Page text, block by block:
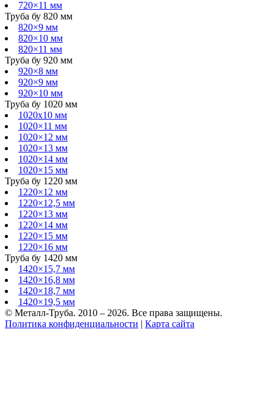
720×11 мм
Труба бу 820 мм
820×9 мм
820×10 мм
820×11 мм
Труба бу 920 мм
920×8 мм
920×9 мм
920×10 мм
Труба бу 1020 мм
1020х10 мм
1020×11 мм
1020×12 мм
1020×13 мм
1020×14 мм
1020×15 мм
Труба бу 1220 мм
1220×12 мм
1220×12,5 мм
1220×13 мм
1220×14 мм
1220×15 мм
1220×16 мм
Труба бу 1420 мм
1420×15,7 мм
1420×16,8 мм
1420×18,7 мм
1420×19,5 мм
© Металл-Труба. 2010 – 2026. Все права защищены.
Политика конфиденциальности | Карта сайта